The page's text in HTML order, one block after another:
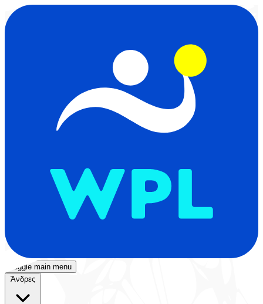
Toggle main menu
Άνδρες